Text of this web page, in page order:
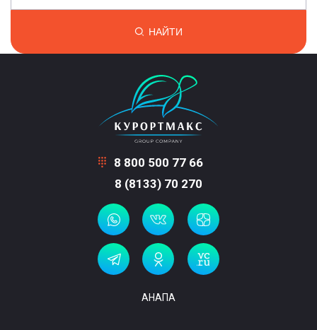
НАЙТИ
8 800 500 77 66
8 (8133) 70 270
АНАПА